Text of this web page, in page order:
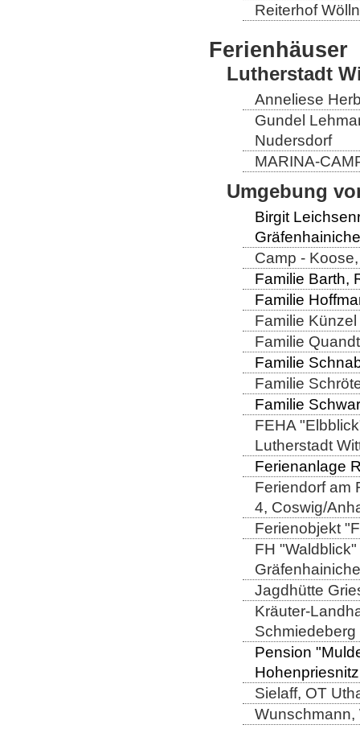
Reiterhof
Ferienhäuser
Lutherstadt
Anneliese
Gundel
Nudersdorf
MARINA-
Umgebung
Birgit
Camp -
Familie Barth,
Familie
Familie
Familie
Familie
Familie
Familie
FEHA
Lutherstadt
Ferienanlage
Feriendorf am
4, Coswig/
Ferienobjekt
FH
Jagdhütte
Kräuter-
Schmiedeberg
Pension
Hohenpriesnitz
Sielaff, OT
Wunschmann,